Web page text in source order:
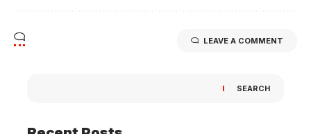
LEAVE A COMMENT
SEARCH